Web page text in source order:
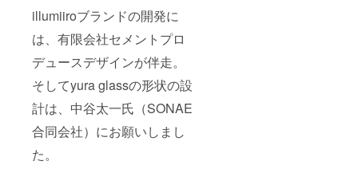
illumiiroブランドの開発に
は、有限会社セメントプロ
デュースデザインが伴走。
そしてyura glassの形状の設
計は、中谷太一氏（SONAE
合同会社）にお願いしまし
た。